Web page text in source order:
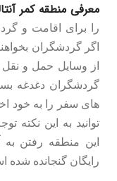
معرفی منطقه کمر
را برای اقامت و
اگر گردشگران
از وسایل حمل و
گردشگران دغدغه
های سفر را به خود
توانید به این نکته
این منطقه رفتن
رایگان گنجانده شده